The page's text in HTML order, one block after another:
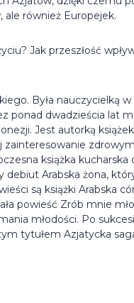
również Europejek.
Jak przeszłość
Była nauczycielką w
ponad dwadzieścia lat
Jest autorką
zainteresowanie
książka kucharska
debiut Arabska żona,
są książki Arabska
powieść Zrób mnie
młodości. Po
tytułem Azjatycka